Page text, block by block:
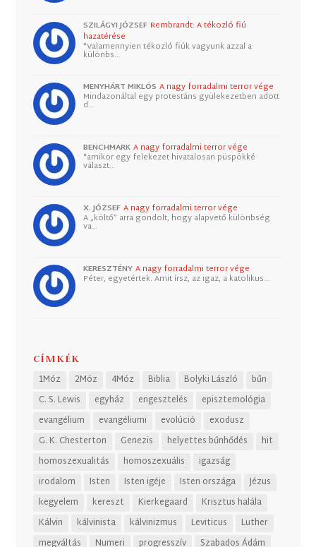
SZILÁGYI JÓZSEF Rembrandt: A tékozló fiú
hazatérése
"Valamennyien tékozló fiúk vagyunk azzal a
különbs…
MENYHÁRT MIKLÓS A nagy forradalmi terror vége
Mindazonáltal egy protestáns gyülekezetben adott
d…
BENCHMARK A nagy forradalmi terror vége
"amikor egy felekezet hivatalosan püspökké
választ…
X. JÓZSEF A nagy forradalmi terror vége
A „költő” arra gondolt, hogy alapvető különbség
va…
KERESZTÉNY A nagy forradalmi terror vége
Péter, egyetértek. Amit írsz, az igaz, a katolikus…
CÍMKÉK
1Móz 2Móz 4Móz Biblia Bolyki László
bűn
C. S. Lewis
egyház engesztelés
episztemológia
evangélium
evangéliumi evolúció
exodusz
G. K. Chesterton
Genezis helyettes bűnhődés
hit
homoszexualitás
homoszexuális
igazság
irodalom
Isten Isten igéje Isten országa
Jézus
kegyelem
kereszt Kierkegaard
Krisztus halála
Kálvin
kálvinista kálvinizmus Leviticus
Luther
megváltás
Numeri progresszív Szabados Ádám